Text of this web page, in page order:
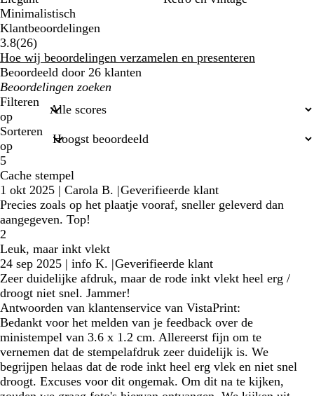
Minimalistisch
Klantbeoordelingen
3.8(2626
klantbeoordelingen
)
Hoe wij beoordelingen verzamelen en presenteren
Beoordeeld door 26 klanten
Mijn
zoekopdrachten
Filteren
op
Sorteren
op
5
Cache stempel
1 okt 2025 | Carola B. |Geverifieerde klant
Precies zoals op het plaatje vooraf, sneller geleverd dan
aangegeven. Top!
2
Leuk, maar inkt vlekt
24 sep 2025 | info K. |Geverifieerde klant
Zeer duidelijke afdruk, maar de rode inkt vlekt heel erg /
droogt niet snel. Jammer!
Antwoorden van klantenservice van VistaPrint:
Bedankt voor het melden van je feedback over de
ministempel van 3.6 x 1.2 cm. Allereerst fijn om te
vernemen dat de stempelafdruk zeer duidelijk is. We
begrijpen helaas dat de rode inkt heel erg vlek en niet snel
droogt. Excuses voor dit ongemak. Om dit na te kijken,